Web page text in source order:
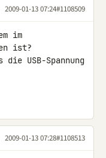
2009-01-13 07:24#1108509
im
ist?
USB-Spannung
2009-01-13 07:28#1108513